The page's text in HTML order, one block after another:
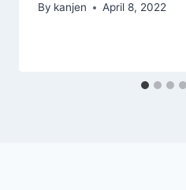
By kanjen April 8, 2022